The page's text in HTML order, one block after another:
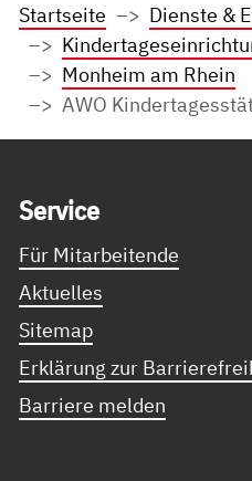
Startseite
Dienste &
Monheim am Rhein
AWO
Ser­vice
Für Mitarbeitende
Aktuelles
Sitemap
Erklärung zur
Barriere melden